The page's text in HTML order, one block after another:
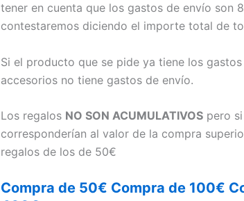
tener en cuenta que los gastos de envío son
contestaremos diciendo el importe total de
Si el producto que se pide ya tiene los
accesorios no tiene gastos de envío.
Los regalos NO SON ACUMULATIVOS pero
corresponderían al valor de la compra
regalos de los de 50€
Compra de 50€ Compra de 100€